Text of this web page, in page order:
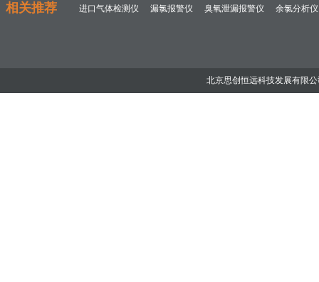
相关推荐 进口气体检测仪 漏氯报警仪 臭氧泄漏报警仪 余氯分析仪
北京思创恒远科技发展有限